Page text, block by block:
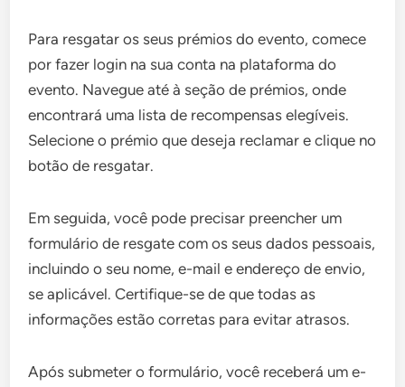
Para resgatar os seus prémios do evento, comece
por fazer login na sua conta na plataforma do
evento. Navegue até à seção de prémios, onde
encontrará uma lista de recompensas elegíveis.
Selecione o prémio que deseja reclamar e clique no
botão de resgatar.
Em seguida, você pode precisar preencher um
formulário de resgate com os seus dados pessoais,
incluindo o seu nome, e-mail e endereço de envio,
se aplicável. Certifique-se de que todas as
informações estão corretas para evitar atrasos.
Após submeter o formulário, você receberá um e-